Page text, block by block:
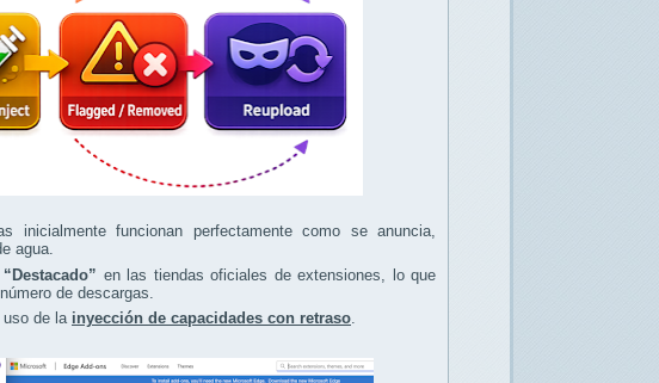
inicialmente funcionan perfectamente como se anuncia,
agua.
“Destacado” en las tiendas oficiales de extensiones, lo que
de descargas.
uso de la inyección de capacidades con retraso.